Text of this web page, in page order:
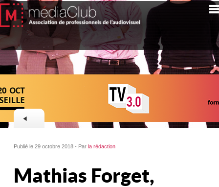
Publié le 29 octobre 2018 - Parla rédaction
Mathias Forget,